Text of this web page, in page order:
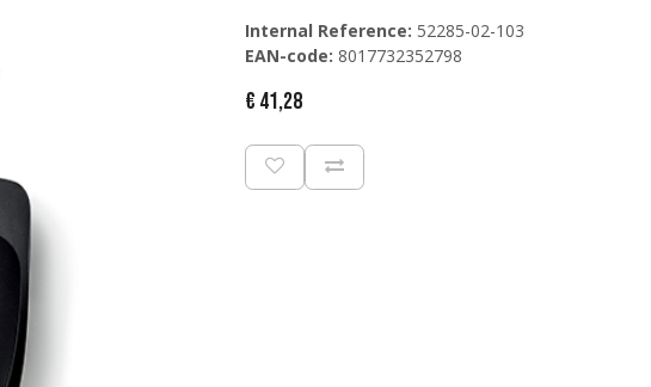
Internal Reference: 52285-02-103
EAN-code: 8017732352798
€ 41,28